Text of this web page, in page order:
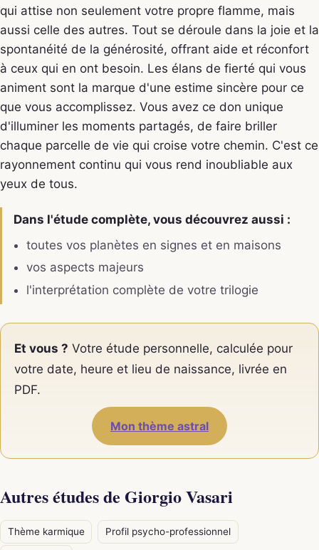
qui attise non seulement votre propre flamme, mais
aussi celle des autres. Tout se déroule dans la joie et la
spontanéité de la générosité, offrant aide et réconfort
à ceux qui en ont besoin. Les élans de fierté qui vous
animent sont la marque d'une estime sincère pour ce
que vous accomplissez. Vous avez ce don unique
d'illuminer les moments partagés, de faire briller
chaque parcelle de vie qui croise votre chemin. C'est ce
rayonnement continu qui vous rend inoubliable aux
yeux de tous.
Dans l'étude complète, vous découvrez aussi :
toutes vos planètes en signes et en maisons
vos aspects majeurs
l'interprétation complète de votre trilogie
Et vous ? Votre étude personnelle, calculée pour
votre date, heure et lieu de naissance, livrée en
PDF.
Mon thème astral
Autres études de Giorgio Vasari
Thème karmique Profil psycho-professionnel